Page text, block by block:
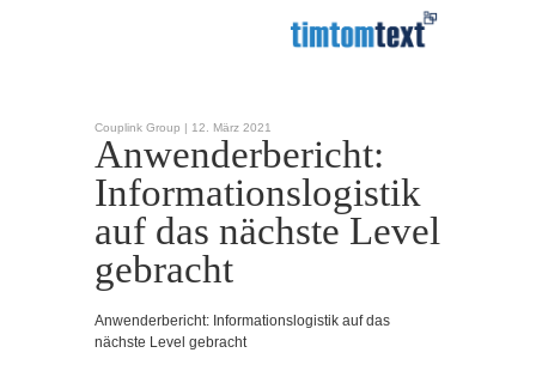
Couplink Group | 12. März 2021
Anwenderbericht:
Informationslogistik
auf das nächste Level
gebracht
Anwenderbericht: Informationslogistik auf das
nächste Level gebracht